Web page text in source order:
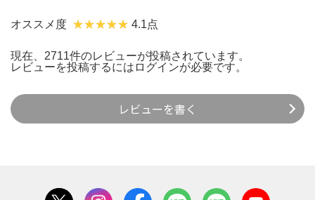
オススメ度 4.1点
現在、2711件のレビューが投稿されています。
レビューを投稿するには ログインが必要です。
レビューを書く